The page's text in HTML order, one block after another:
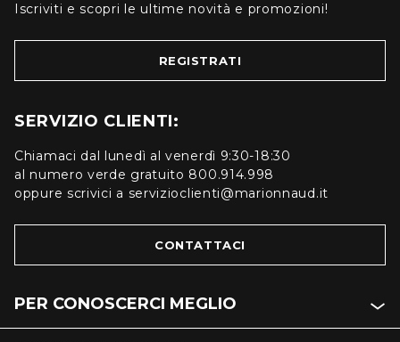
Iscriviti e scopri le ultime novità e promozioni!
REGISTRATI
SERVIZIO CLIENTI:
Chiamaci dal lunedì al venerdì 9:30-18:30
al numero verde gratuito 800.914.998
oppure scrivici a servizioclienti@marionnaud.it
CONTATTACI
PER CONOSCERCI MEGLIO